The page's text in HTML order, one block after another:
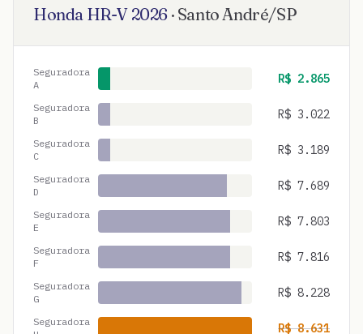
Honda HR-V 2026 · Santo André/SP
Seguradora
A
R$ 2.865
Seguradora
B
R$ 3.022
Seguradora
C
R$ 3.189
Seguradora
D
R$ 7.689
Seguradora
E
R$ 7.803
Seguradora
F
R$ 7.816
Seguradora
G
R$ 8.228
Seguradora
R$8.631